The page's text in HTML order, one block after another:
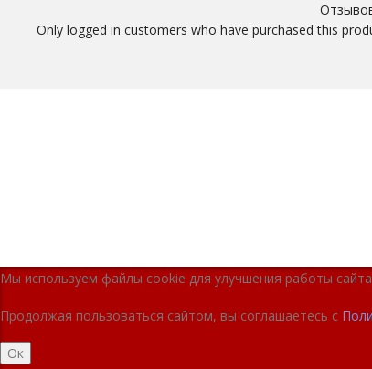
Only logged in customers who have purchased this
Мы используем файлы cookie для улучшения работы сайта
Продолжая пользоваться сайтом, вы соглашаетесь с
Ок